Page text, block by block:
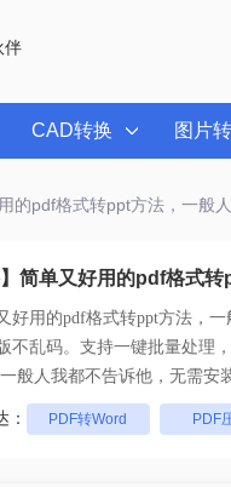
伴
CAD转换 图片
的pdf格式转ppt方法，一般
】简单又好用的pdf格式
好用的pdf格式转ppt方法，
般人我都不告诉他，无需安
： PDF转Word PDF